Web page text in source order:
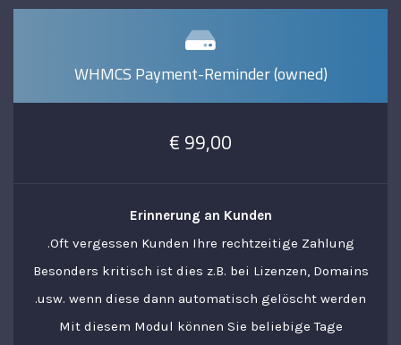
WHMCS Payment-Reminder (owned)
99,00 €
Erinnerung an Kunden
Oft vergessen Kunden Ihre rechtzeitige Zahlung.
Besonders kritisch ist dies z.B. bei Lizenzen, Domains
usw. wenn diese dann automatisch gelöscht werden.
Mit diesem Modul können Sie beliebige Tage